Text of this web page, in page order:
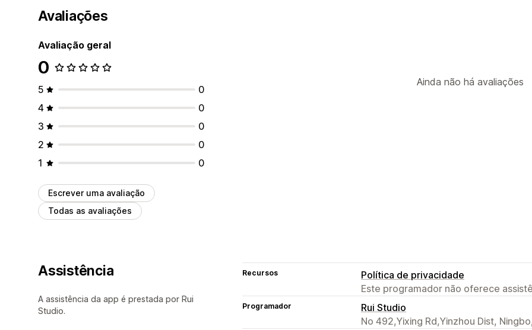
Avaliações
Avaliação geral
0
5
0
4
0
3
0
2
0
1
0
Escrever uma avaliação
Todas as avaliações
Ainda não há avaliações
Assistência
A assistência da app é prestada por Rui
Studio.
Recursos
Política de privacidade
Este programador não oferece
Programador
Rui Studio
No 492,Yixing Rd,Yinzhou Dist,